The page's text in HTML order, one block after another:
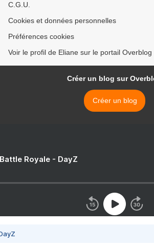
C.G.U.
Cookies et données personnelles
Préférences cookies
Voir le profil de Eliane sur le portail Overblog
Créer un blog sur
Créer un blog
Royale - DayZ